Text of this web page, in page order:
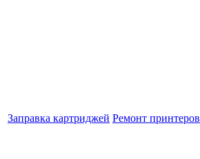
Заправка картриджей Ремонт принтеров